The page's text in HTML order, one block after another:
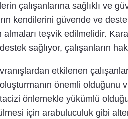
çalışanlarına sağlıklı ve
kendilerini güvende ve
almaları teşvik edilmelidir.
sağlıyor, çalışanların
etkilenen
önemli
önlemekle yükümlü
için arabuluculuk gibi